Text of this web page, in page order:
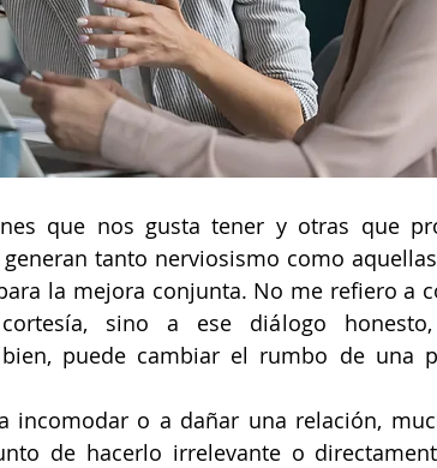
que nos gusta tener y otras que
tanto nerviosismo como
la mejora conjunta. No me refiero a
sino a ese diálogo
puede cambiar el rumbo de una
incomodar o a dañar una relación,
de hacerlo irrelevante o